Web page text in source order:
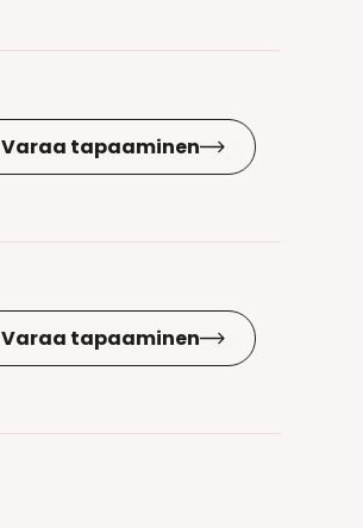
Varaa tapaaminen
Varaa tapaaminen